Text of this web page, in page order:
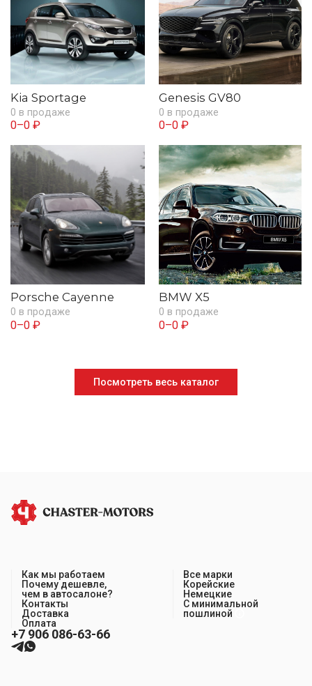
Kia Sportage
0 в продаже
0–0 ₽
Genesis GV80
0 в продаже
0–0 ₽
Porsche Cayenne
0 в продаже
0–0 ₽
BMW X5
0 в продаже
0–0 ₽
Посмотреть весь каталог
Как мы работаем
Почему дешевле,
чем в автосалоне?
Контакты
Доставка
Оплата
Все марки
Корейские
Немецкие
С минимальной
пошлиной
+7 906 086-63-66